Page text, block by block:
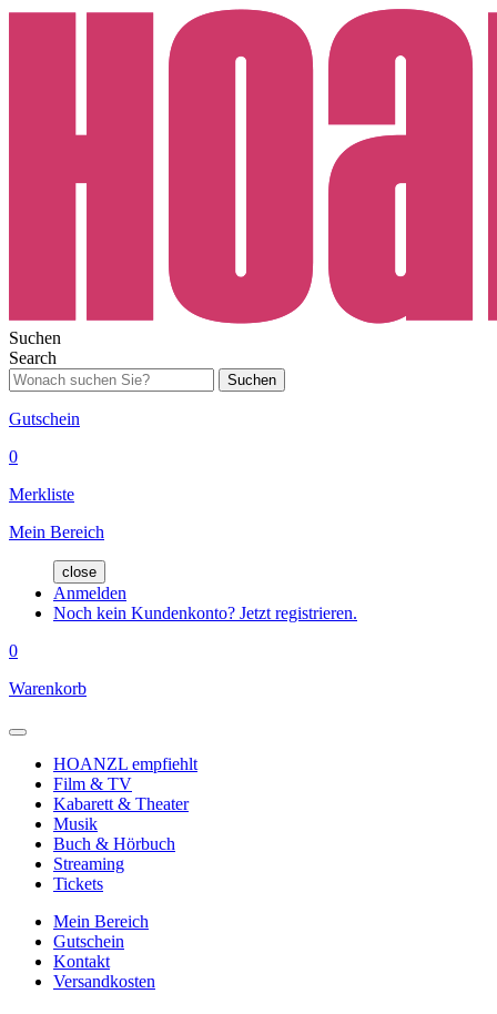
Suchen
Search
Suchen
Gutschein
0
Merkliste
Mein Bereich
close
Anmelden
Noch kein Kundenkonto? Jetzt registrieren.
0
Warenkorb
HOANZL empfiehlt
Film & TV
Kabarett & Theater
Musik
Buch & Hörbuch
Streaming
Tickets
Mein Bereich
Gutschein
Kontakt
Versandkosten